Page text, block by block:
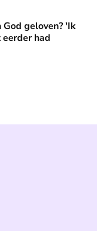
'Ik voelde iets wat
geloven? 'Ik
had